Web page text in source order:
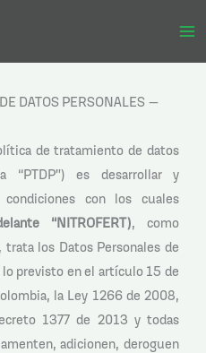
DATOS PERSONALES –
de tratamiento de datos
“PTDP”) es desarrollar y
con los cuales
“NITROFERT), como
los Datos Personales de
previsto en el artículo 15 de
la Ley 1266 de 2008,
1377 de 2013 y todas
adicionen, deroguen